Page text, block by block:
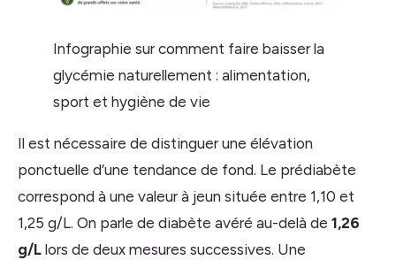
Infographie sur comment faire baisser la
glycémie naturellement : alimentation,
sport et hygiène de vie
Il est nécessaire de distinguer une élévation
ponctuelle d’une tendance de fond. Le prédiabète
correspond à une valeur à jeun située entre 1,10 et
1,25 g/L. On parle de diabète avéré au-delà de 1,26
g/L lors de deux mesures successives. Une